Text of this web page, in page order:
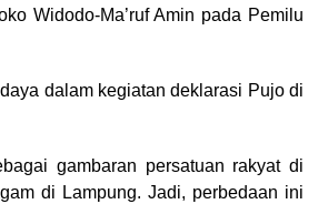
Widodo-Ma’ruf Amin pada Pemilu
dalam kegiatan deklarasi Pujo di
gambaran persatuan rakyat di
di Lampung. Jadi, perbedaan ini